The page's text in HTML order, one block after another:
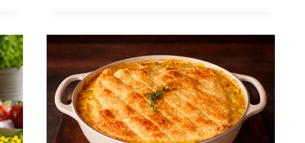
–
OGSÅ
NÅR
DU
VIL
TABE
DIG